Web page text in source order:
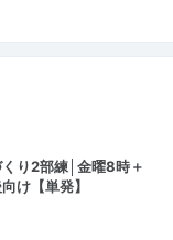
り2部練│金曜8時＋
け【単発】